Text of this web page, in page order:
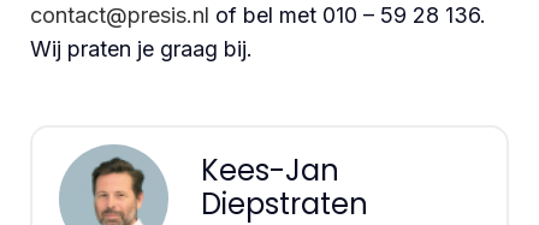
contact@presis.nl of bel met 010 – 59 28 136.
Wij praten je graag bij.
Kees-Jan
Diepstraten